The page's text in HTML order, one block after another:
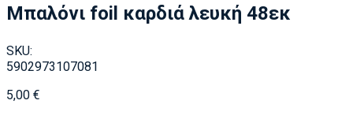
Μπαλόνι foil καρδιά λευκή 48εκ
SKU:
5902973107081
5,00 €